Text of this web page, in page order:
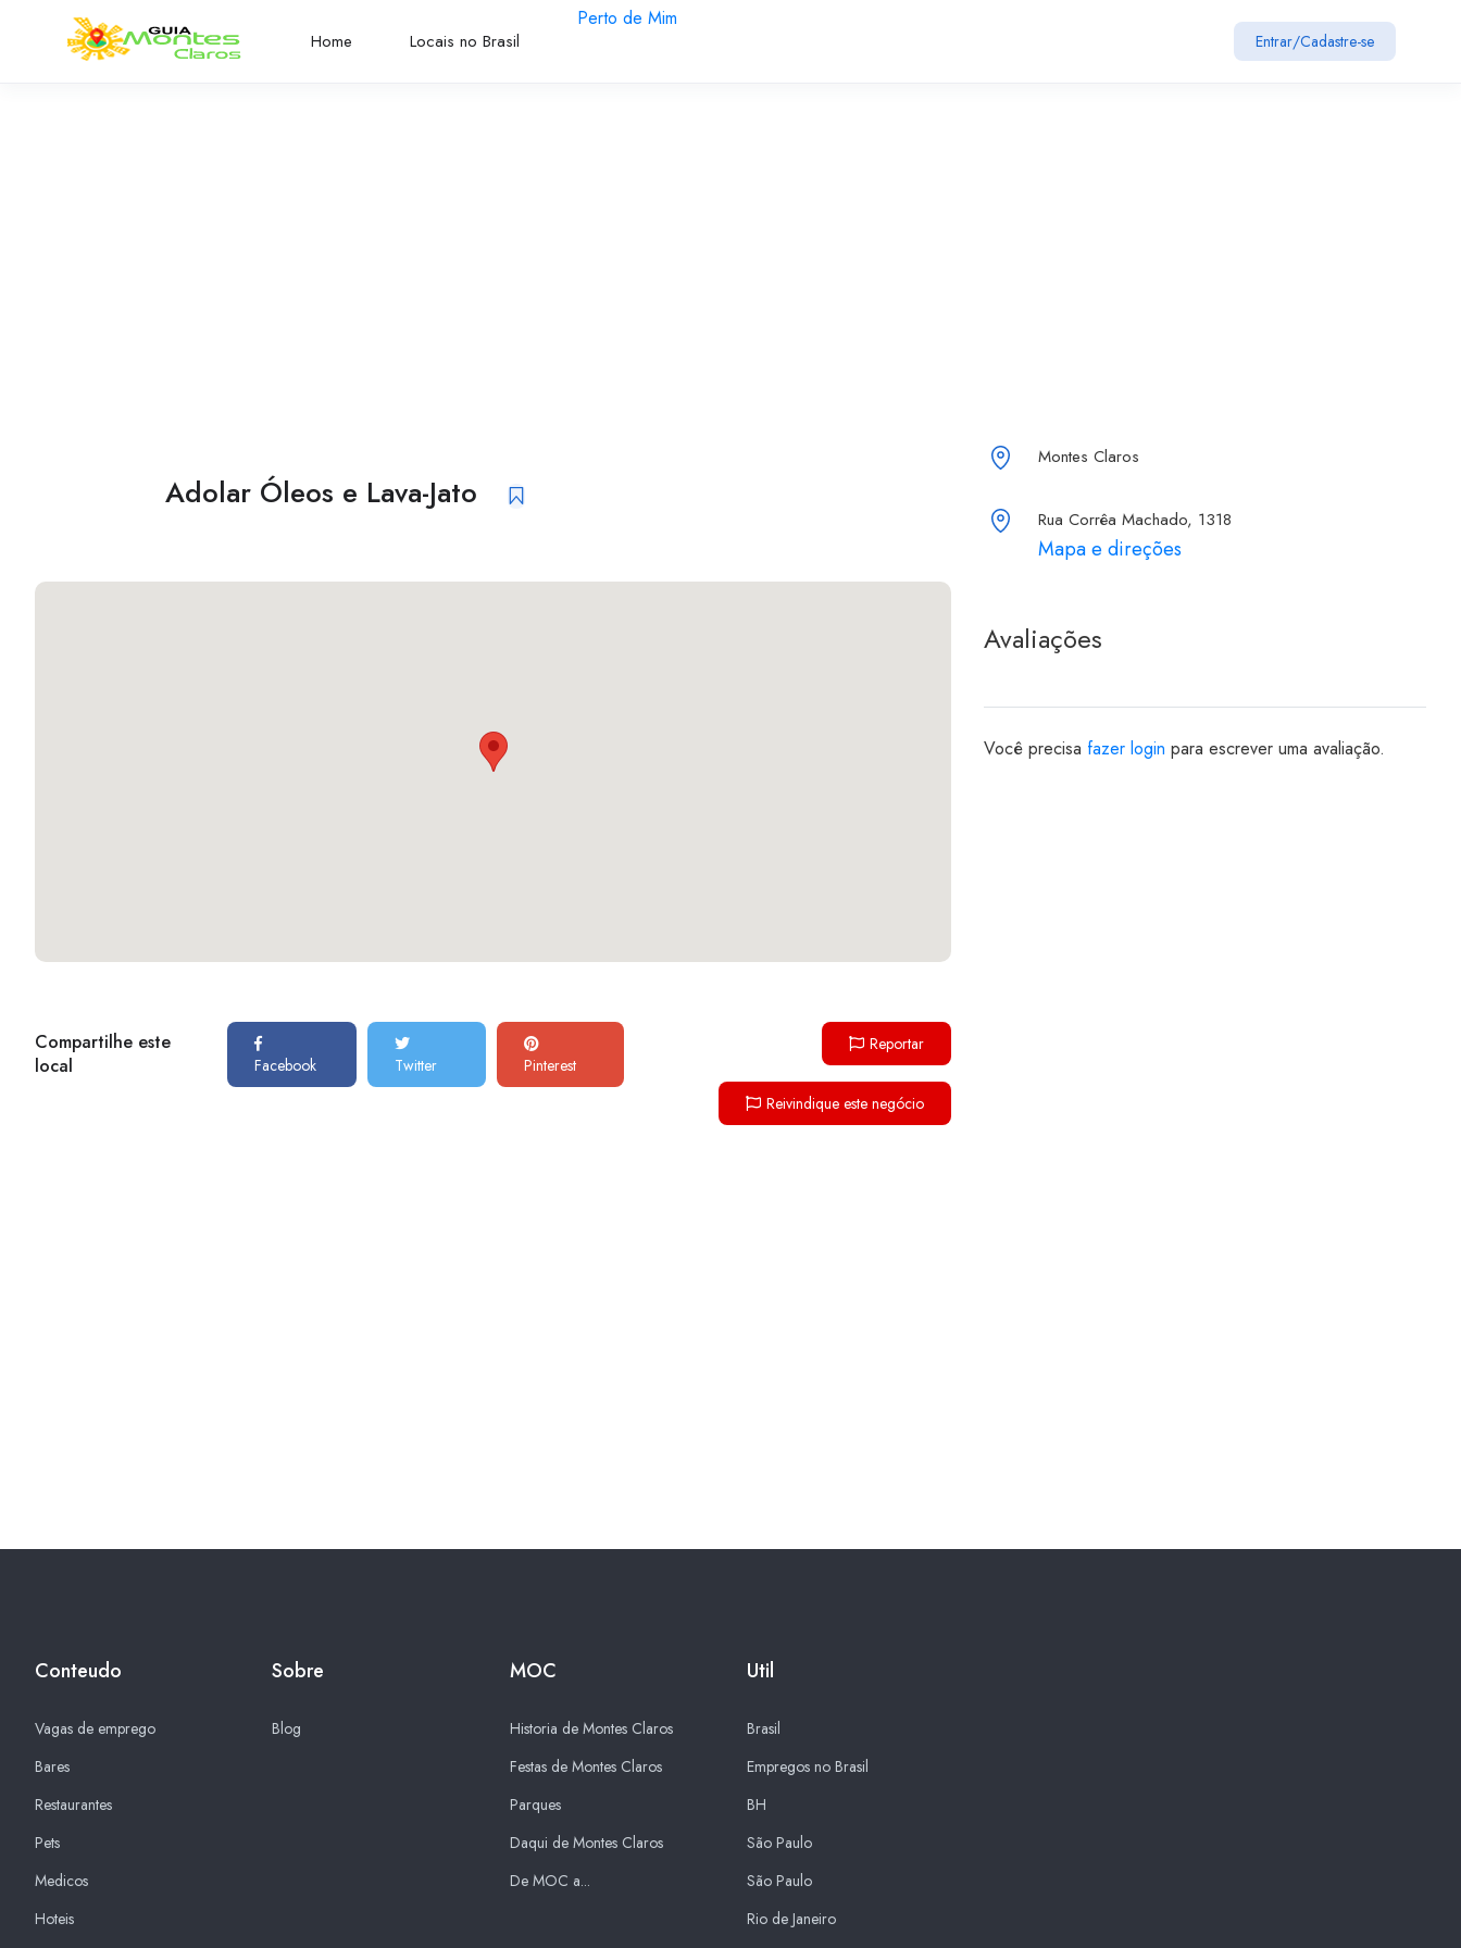
Home Locais no Brasil
Perto de Mim
Entrar/Cadastre-se
Adolar Óleos e Lava-Jato
Compartilhe este
local
Facebook Twitter Pinterest
Reportar
Reivindique este negócio
Montes Claros
Rua Corrêa Machado, 1318
Mapa e direções
Avaliações
Você precisa fazer login para escrever uma avaliação.
Conteudo
Vagas de emprego
Bares
Restaurantes
Pets
Medicos
Hoteis
Sobre
Blog
MOC
Historia de Montes Claros
Festas de Montes Claros
Parques
Daqui de Montes Claros
De MOC a...
Util
Brasil
Empregos no Brasil
BH
São Paulo
São Paulo
Rio de Janeiro